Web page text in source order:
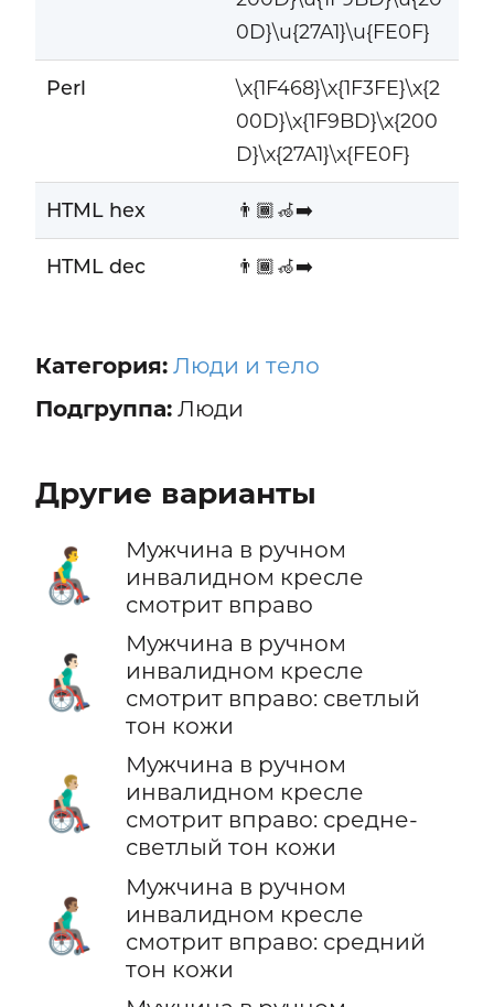
0D}\u{27A1}\u{FE0F}
Perl
\x{1F468}\x{1F3FE}\x{2
00D}\x{1F9BD}\x{200
D}\x{27A1}\x{FE0F}
HTML hex 👨🏾‍🦽‍➡️
HTML dec 👨🏾‍🦽‍➡️
Категория: Люди и тело
Подгруппа:Люди
Другие варианты
👨‍🦽‍➡️
Мужчина в ручном
инвалидном кресле
смотрит вправо
👨🏻‍🦽‍➡️
Мужчина в ручном
инвалидном кресле
смотрит вправо: светлый
тон кожи
👨🏼‍🦽‍➡️
Мужчина в ручном
инвалидном кресле
смотрит вправо: средне-
светлый тон кожи
👨🏽‍🦽‍➡️
Мужчина в ручном
инвалидном кресле
смотрит вправо: средний
тон кожи